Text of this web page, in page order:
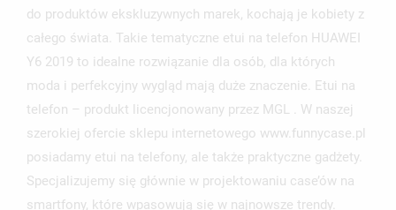
do produktów ekskluzywnych marek, kochają je kobiety z
całego świata. Takie tematyczne etui na telefon HUAWEI
Y6 2019 to idealne rozwiązanie dla osób, dla których
moda i perfekcyjny wygląd mają duże znaczenie. Etui na
telefon – produkt licencjonowany przez MGL . W naszej
szerokiej ofercie sklepu internetowego www.funnycase.pl
posiadamy etui na telefony, ale także praktyczne gadżety.
Specjalizujemy się głównie w projektowaniu case’ów na
smartfony, które wpasowują się w najnowsze trendy.
MOJE LISTY ŻYCZEŃ
add_circle_outline UTWÓRZ NOWĄ LISTĘ
NAZWA LISTY ŻYCZEŃ
ANULUJ UTWÓRZ LISTĘ ŻYCZEŃ
MUSISZ BYĆ ZALOGOWANY BY ZAPISAĆ PRODUKTY NA
SWOJEJ LIŚCIE ŻYCZEŃ.
ANULUJ ZALOGUJ SIĘ